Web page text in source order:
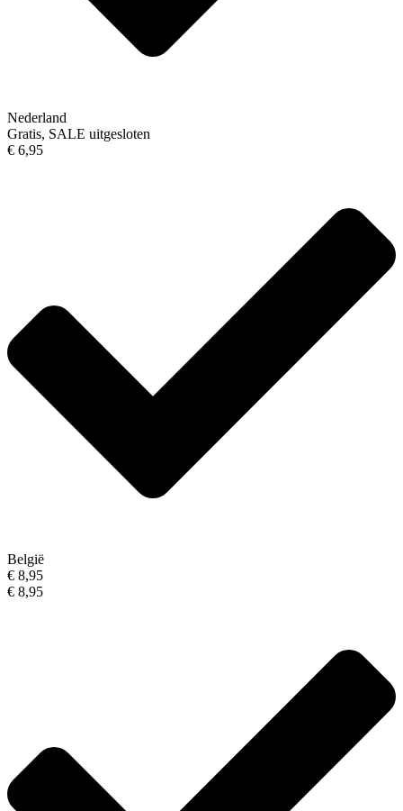
Nederland
Gratis, SALE uitgesloten
€ 6,95
België
€ 8,95
€ 8,95